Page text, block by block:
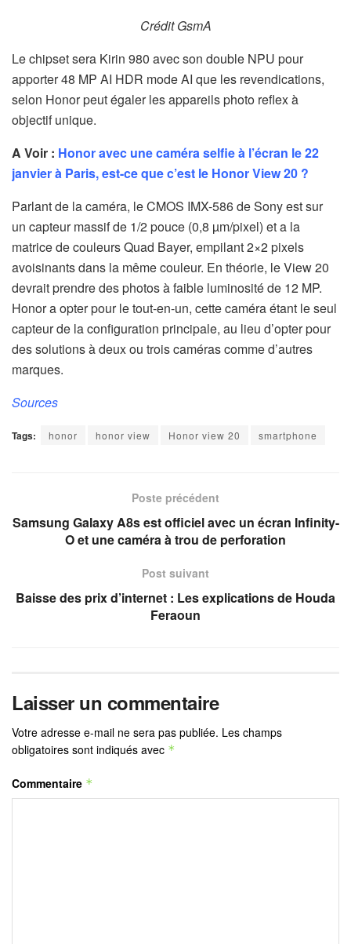
Crédit GsmA
Le chipset sera Kirin 980 avec son double NPU pour
apporter 48 MP AI HDR mode AI que les revendications,
selon Honor peut égaler les appareils photo reflex à
objectif unique.
A Voir : Honor avec une caméra selfie à l’écran le 22
janvier à Paris, est-ce que c’est le Honor View 20 ?
Parlant de la caméra, le CMOS IMX-586 de Sony est sur
un capteur massif de 1/2 pouce (0,8 µm/pixel) et a la
matrice de couleurs Quad Bayer, empilant 2×2 pixels
avoisinants dans la même couleur. En théorie, le View 20
devrait prendre des photos à faible luminosité de 12 MP.
Honor a opter pour le tout-en-un, cette caméra étant le seul
capteur de la configuration principale, au lieu d’opter pour
des solutions à deux ou trois caméras comme d’autres
marques.
Sources
Tags: honor honor view Honor view 20 smartphone
Poste précédent
Samsung Galaxy A8s est officiel avec un écran Infinity-
O et une caméra à trou de perforation
Post suivant
Baisse des prix d’internet : Les explications de Houda
Feraoun
Laisser un commentaire
Votre adresse e-mail ne sera pas publiée. Les champs
obligatoires sont indiqués avec *
Commentaire *